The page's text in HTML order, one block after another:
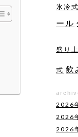
氷冷式
ール
盛り
式 飲
2026
2026
2026